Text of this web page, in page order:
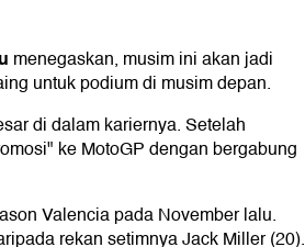
menegaskan, musim ini akan jadi
untuk podium di musim depan.
di dalam kariernya. Setelah
ke MotoGP dengan bergabung
Valencia pada November lalu.
rekan setimnya Jack Miller (20).